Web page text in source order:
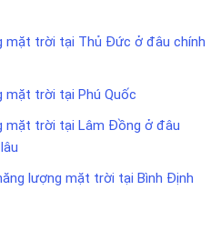
mặt trời tại Thủ Đức ở đâu chính
mặt trời tại Phú Quốc
mặt trời tại Lâm Đồng ở đâu
lượng mặt trời tại Bình Định